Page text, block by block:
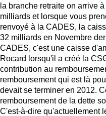
la branche retraite on arrive
milliards et lorsque vous
renvoyé à la CADES, la
32 milliards en Novembre
CADES, c'est une caisse
Rocard lorsqu'il a créé la
contribution au
remboursement qui est là
devait se terminer en 2012.
remboursement de la dette
C'est-à-dire qu'actuellement